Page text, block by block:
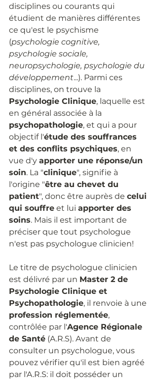
disciplines ou courants qui
étudient de manières différentes
ce qu'est le psychisme
(psychologie cognitive,
psychologie sociale,
neuropsychologie, psychologie du
développement...). Parmi ces
disciplines, on trouve la
Psychologie Clinique, laquelle est
en général associée à la
psychopathologie, et qui a pour
objectif l'étude des souffrances
et des conflits psychiques, en
vue d'y apporter une réponse/un
soin. La "clinique", signifie à
l'origine "être au chevet du
patient", donc être auprès de celui
qui souffre et lui apporter des
soins. Mais il est important de
préciser que tout psychologue
n'est pas psychologue clinicien!
Le titre de psychologue clinicien
est délivré par un Master 2 de
Psychologie Clinique et
Psychopathologie, il renvoie à une
profession réglementée,
contrôlée par l'Agence Régionale
de Santé (A.R.S). Avant de
consulter un psychologue, vous
pouvez vérifier qu'il est bien agréé
par l'A.R.S: il doit posséder un